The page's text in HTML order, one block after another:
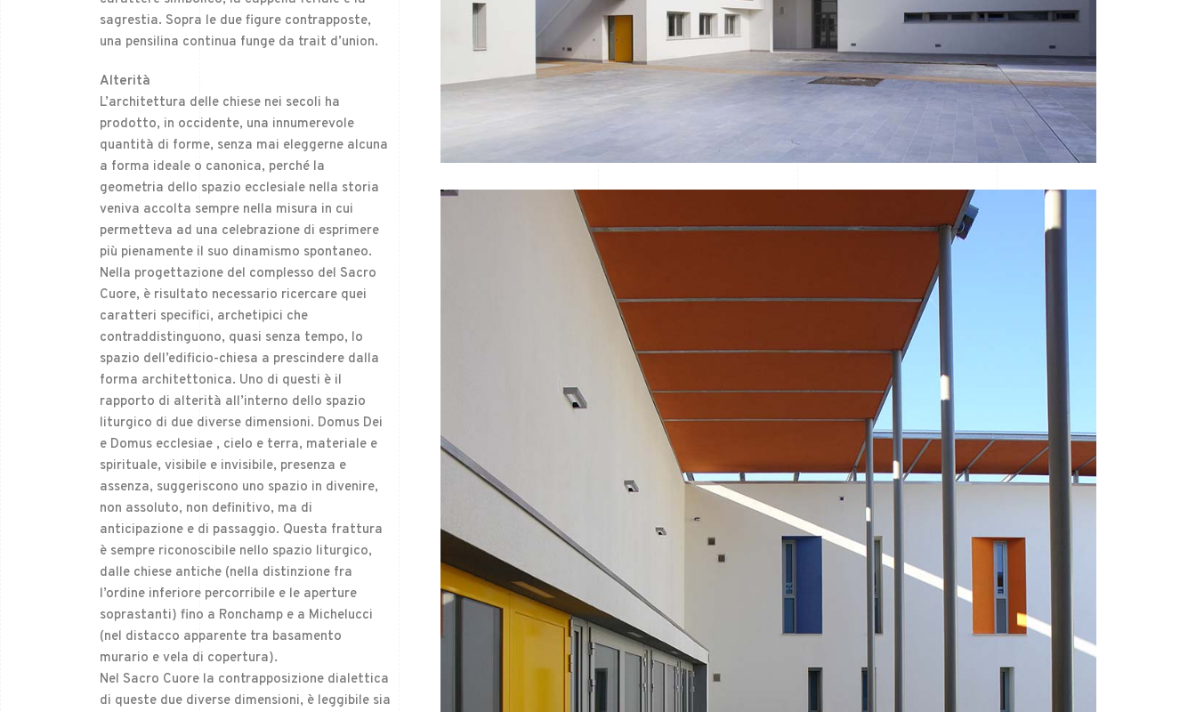
sagrestia. Sopra le due figure contrapposte,
una pensilina continua funge da trait d’union.
Alterità
L’architettura delle chiese nei secoli ha
prodotto, in occidente, una innumerevole
quantità di forme, senza mai eleggerne alcuna
a forma ideale o canonica, perché la
geometria dello spazio ecclesiale nella storia
veniva accolta sempre nella misura in cui
permetteva ad una celebrazione di esprimere
più pienamente il suo dinamismo spontaneo.
Nella progettazione del complesso del Sacro
Cuore, è risultato necessario ricercare quei
caratteri specifici, archetipici che
contraddistinguono, quasi senza tempo, lo
spazio dell’edificio-chiesa a prescindere dalla
forma architettonica. Uno di questi è il
rapporto di alterità all’interno dello spazio
liturgico di due diverse dimensioni. Domus Dei
e Domus ecclesiae , cielo e terra, materiale e
spirituale, visibile e invisibile, presenza e
assenza, suggeriscono uno spazio in divenire,
non assoluto, non definitivo, ma di
anticipazione e di passaggio. Questa frattura
è sempre riconoscibile nello spazio liturgico,
dalle chiese antiche (nella distinzione fra
l’ordine inferiore percorribile e le aperture
soprastanti) fino a Ronchamp e a Michelucci
(nel distacco apparente tra basamento
murario e vela di copertura).
Nel Sacro Cuore la contrapposizione dialettica
di queste due diverse dimensioni, è leggibile sia